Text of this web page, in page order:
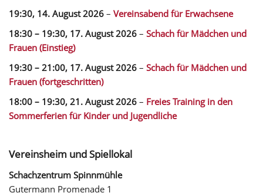
19:30, 14. August 2026 – Vereinsabend für Erwachsene
18:30 – 19:30, 17. August 2026 – Schach für Mädchen und
Frauen (Einstieg)
19:30 – 21:00, 17. August 2026 – Schach für Mädchen und
Frauen (fortgeschritten)
18:00 – 19:30, 21. August 2026 – Freies Training in den
Sommerferien für Kinder und Jugendliche
Vereinsheim und Spiellokal
Schachzentrum Spinnmühle
Gutermann Promenade 1